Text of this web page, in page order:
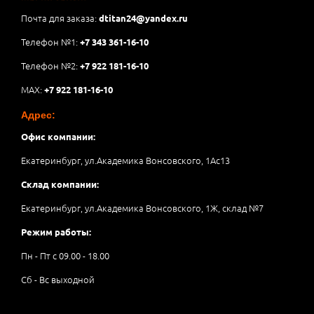
Почта для заказа:dtitan24@yandex.ru
Телефон №1:+7 343 361-16-10
Телефон №2:+7 922 181-16-10
MAX:+7 922 181-16-10
Адрес:
Офис компании:
Екатеринбург, ул.Академика Вонсовского, 1Аc13
Склад компании:
Екатеринбург, ул.Академика Вонсовского, 1Ж, склад №7
Режим работы:
Пн - Пт с 09.00 - 18.00
Сб - Вс выходной